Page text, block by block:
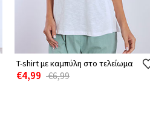
T-shirt με καμπύλη στο τελείωμα
€4,99 €6,99